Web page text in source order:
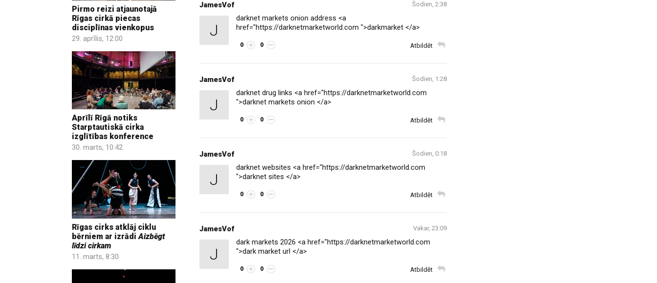
Pirmo reizi atjaunotajā
Rīgas cirkā piecas
disciplīnas vienkopus
29. aprīlis, 12:00
Aprīlī Rīgā notiks
Starptautiskā cirka
izglītības konference
30. marts, 10:42
Rīgas cirks atklāj ciklu
bērniem ar izrādiAizbēgt
līdzi cirkam
11. marts, 8:30
Šodien, 2:38
JamesVof
J
darknet markets onion address <a
href="https://darknetmarketworld.com ">darkmarket </a>
Atbildēt
0 0
Šodien, 1:28
JamesVof
J
darknet drug links <a href="https://darknetmarketworld.com
">darknet markets onion </a>
Atbildēt
0 0
Šodien, 0:18
JamesVof
J
darknet websites <a href="https://darknetmarketworld.com
">darknet sites </a>
Atbildēt
0 0
Vakar, 23:09
JamesVof
J
dark markets 2026 <a href="https://darknetmarketworld.com
">dark market url </a>
Atbildēt
0 0